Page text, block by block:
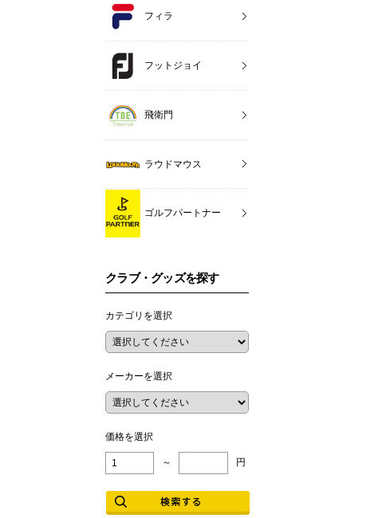
フィラ
フットジョイ
飛衛門
ラウドマウス
ゴルフパートナー
クラブ・グッズを探す
カテゴリを選択
メーカーを選択
価格を選択
～ 円